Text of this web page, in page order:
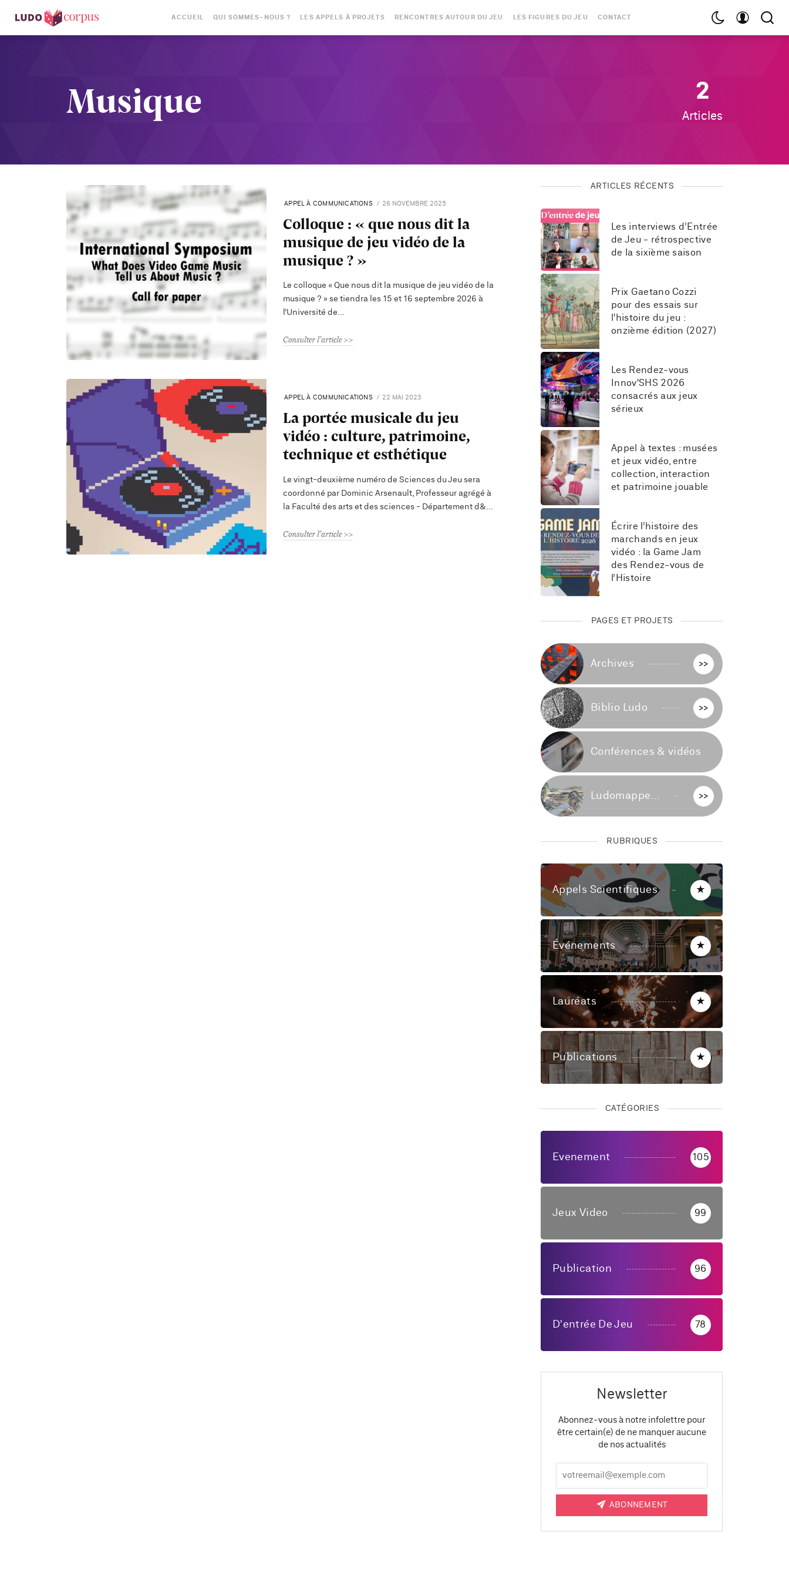
ACCUEIL QUI SOMMES-NOUS ? LES APPELS À PROJETS RENCONTRES AUTOUR DU JEU LES FIGURES DU JEU CONTACT
Musique 2
Articles
APPEL À COMMUNICATIONS 26 NOVEMBRE 2025
Colloque : « que nous dit la
musique de jeu vidéo de la
musique ? »
Le colloque « Que nous dit la musique de jeu vidéo de la
musique ? » se tiendra les 15 et 16 septembre 2026 à
l’Université de
Consulter l'article
APPEL À COMMUNICATIONS 22 MAI 2023
La portée musicale du jeu
vidéo : culture, patrimoine,
technique et esthétique
Le vingt-deuxième numéro de Sciences du Jeu sera
coordonné par Dominic Arsenault, Professeur agrégé à
la Faculté des arts et des sciences - Département d&
Consulter l'article
ARTICLES RÉCENTS
Les interviews d’Entrée
de Jeu - rétrospective
de la sixième saison
Prix Gaetano Cozzi
pour des essais sur
l'histoire du jeu :
onzième édition (2027)
Les Rendez-vous
Innov'SHS 2026
consacrés aux jeux
sérieux
Appel à textes : musées
et jeux vidéo, entre
collection, interaction
et patrimoine jouable
Écrire l’histoire des
marchands en jeux
vidéo : la Game Jam
des Rendez-vous de
l’Histoire
PAGES ET PROJETS
Archives >>
Biblio Ludo >>
Conférences & vidéos
Ludomappe... >>
RUBRIQUES
Appels Scientifiques ★
Événements ★
Lauréats ★
Publications ★
CATÉGORIES
Evenement 105
Jeux Video 99
Publication 96
D'entrée De Jeu 78
Newsletter
Abonnez-vous à notre infolettre pour
être certain(e) de ne manquer aucune
de nos actualités
ABONNEMENT